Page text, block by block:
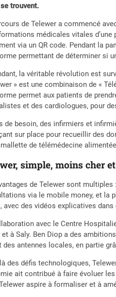
trouvent.
de Telewer a commencé
médicales vitales
via un QR code. Pendant la
permettant de déterminer si
la véritable révolution est
» est une combinaison de «
permet aux patients de
et des cardiologues, pour
de besoin, des infirmiers et
sur place pour recueillir des
de télémédecine
simple, moins cher
de Telewer sont
via le mobile money, et la
avec des vidéos explicatives
avec le Centre
et à Saly. Ben Diop a des
des antennes locales, en partie
des défis technologiques,
ait contribué à faire évoluer
aspire à formaliser et à